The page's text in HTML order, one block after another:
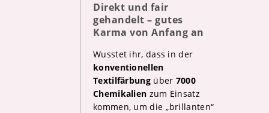
Direkt und fair
gehandelt – gutes
Karma von Anfang an
Wusstet ihr, dass in der
konventionellen
Textilfärbungüber 7000
Chemikalien zum Einsatz
kommen, um die „brillanten“